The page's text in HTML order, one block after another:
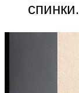
спинки.